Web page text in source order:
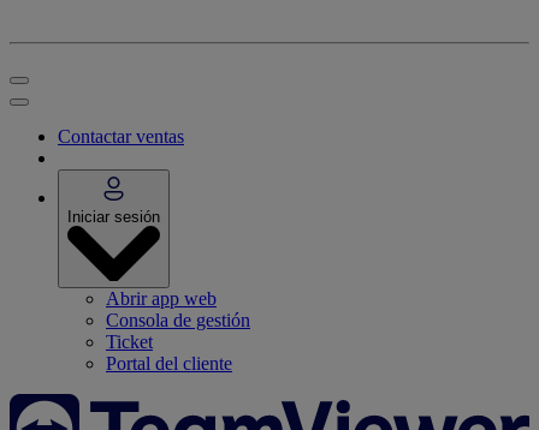
Contactar ventas
Iniciar sesión
Abrir app web
Consola de gestión
Ticket
Portal del cliente